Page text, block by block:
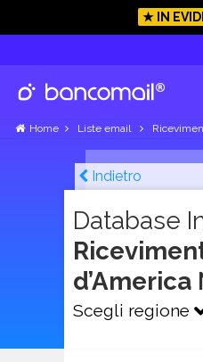
★ IN
Home Liste email
Indietro
Database
d’America
Scegli regione